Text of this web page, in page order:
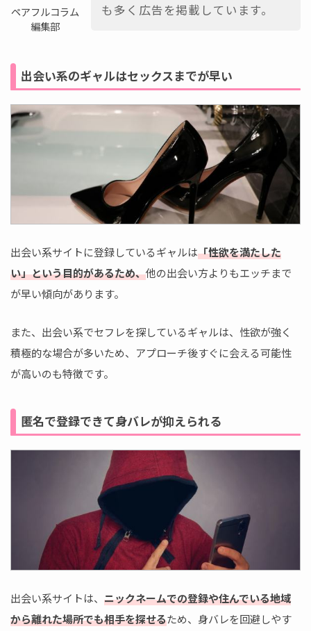
ペアフルコラム
編集部
も多く広告を掲載しています。
出会い系のギャルはセックスまでが早い
出会い系サイトに登録しているギャルは「性欲を満たした
い」という目的があるため、他の出会い方よりもエッチまで
が早い傾向があります。
また、出会い系でセフレを探しているギャルは、性欲が強く
積極的な場合が多いため、アプローチ後すぐに会える可能性
が高いのも特徴です。
匿名で登録できて身バレが抑えられる
出会い系サイトは、 ニックネームでの登録や住んでいる地域
から離れた場所でも相手を探せるため、身バレを回避しやす